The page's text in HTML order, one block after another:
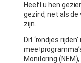
Heeft u hen
gezind, net als de
zijn.
Dit ‘rondjes
Monitoring